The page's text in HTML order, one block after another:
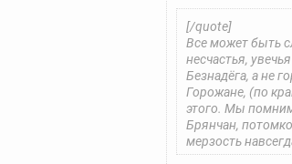
[/quote]
Все может быть
несчастья,
Безнадёга, а не
Горожане, (по
этого. Мы
Брянчан,
мерзость